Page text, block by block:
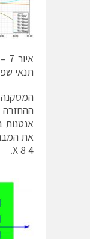
תנאי
את
4 X 8.